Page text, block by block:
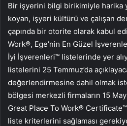
Bir işyerini bilgi birikimiyle harika
koyan, işyeri kültürü ve çalışan
çapında bir otorite olarak kabul
Work®, Ege’nin En Güzel
İyi İşverenleri™ listelerinde yer
listelerini 25 Temmuz’da
değerlendirmesine dahil olmak
bölgesi merkezli firmaların 15
Great Place To Work®
liste kriterlerini sağlaması